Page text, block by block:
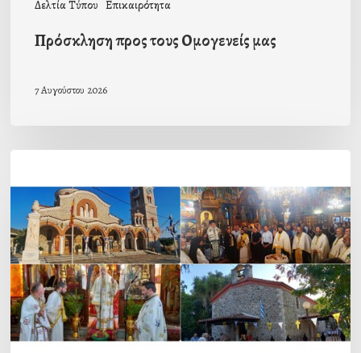
Δελτία Τύπου Επικαιρότητα
Πρόσκληση προς τους Ομογενείς μας
7 Αυγούστου 2026
εορτή
της
Μεταμορφώσεως
του
Σωτήρος
σε
Μεταμόρφωση